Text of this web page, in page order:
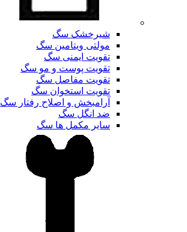
شیرخشک سگ
مولتی ویتامین سگ
تقویت ایمنی سگ
تقویت پوست و مو سگ
تقویت مفاصل سگ
تقویت استخوان سگ
آرامبخش و اصلاح رفتار سگ
ضد انگل سگ
سایر مکمل ها سگ